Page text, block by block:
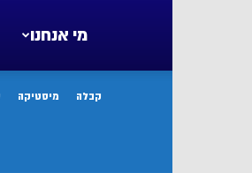
מי אנחנו
קבלה מיסטיקה